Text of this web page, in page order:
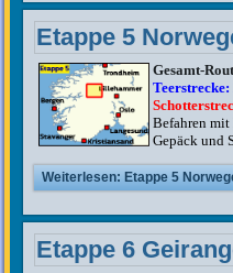
Etappe 5
Gesamt-
Teerstrecke:
Befahren
Gepäck und
Weiterlesen: Etappe 5
Etappe 6